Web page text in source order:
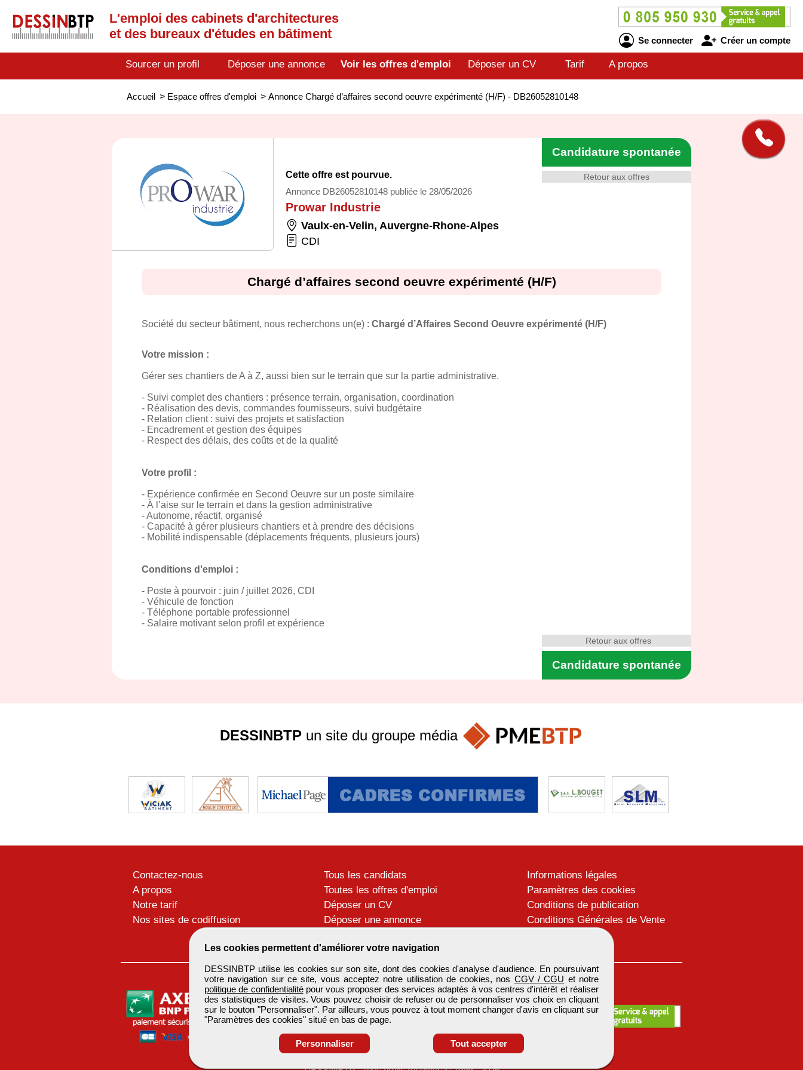
L'emploi des cabinets d'architectures
et des bureaux d'études en bâtiment
Se connecter Créer un compte
Sourcer un profil Déposer une annonce Voir les offres d'emploi Déposer un CV Tarif A propos
Accueil > Espace offres d'emploi > Annonce Chargé d’affaires second oeuvre expérimenté (H/F) - DB26052810148
Retour aux offres
Candidature spontanée
Cette offre est pourvue.
Annonce DB26052810148 publiée le 28/05/2026
Prowar Industrie
Vaulx-en-Velin, Auvergne-Rhone-Alpes
CDI
Chargé d’affaires second oeuvre expérimenté (H/F)
Société du secteur bâtiment, nous recherchons un(e) : Chargé d’Affaires Second Oeuvre expérimenté (H/F)
Votre mission :
Gérer ses chantiers de A à Z, aussi bien sur le terrain que sur la partie administrative.
- Suivi complet des chantiers : présence terrain, organisation, coordination
- Réalisation des devis, commandes fournisseurs, suivi budgétaire
- Relation client : suivi des projets et satisfaction
- Encadrement et gestion des équipes
- Respect des délais, des coûts et de la qualité
Votre profil :
- Expérience confirmée en Second Oeuvre sur un poste similaire
- À l’aise sur le terrain et dans la gestion administrative
- Autonome, réactif, organisé
- Capacité à gérer plusieurs chantiers et à prendre des décisions
- Mobilité indispensable (déplacements fréquents, plusieurs jours)
Conditions d'emploi :
- Poste à pourvoir : juin / juillet 2026, CDI
- Véhicule de fonction
- Téléphone portable professionnel
- Salaire motivant selon profil et expérience
Candidature spontanée
Retour aux offres
Les cookies permettent d'améliorer votre navigation
DESSINBTP utilise les cookies sur son site, dont des cookies d'analyse d'audience. En poursuivant
votre navigation sur ce site, vous acceptez notre utilisation de cookies, nos CGV / CGU et notre
politique de confidentialitépour vous proposer des services adaptés à vos centres d'intérêt et réaliser
des statistiques de visites. Vous pouvez choisir de refuser ou de personnaliser vos choix en cliquant
sur le bouton "Personnaliser". Par ailleurs, vous pouvez à tout moment changer d'avis en cliquant sur
"Paramètres des cookies" situé en bas de page.
Personnaliser Tout accepter
DESSINBTP un site du groupe média
Contactez-nous
A propos
Notre tarif
Nos sites de codiffusion
Tous les candidats
Toutes les offres d'emploi
Déposer un CV
Déposer une annonce
Informations légales
Paramètres des cookies
Conditions de publication
Conditions Générales de Vente